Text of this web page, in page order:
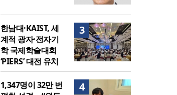
3
한남대·KAIST, 세
계적 광자·전자기
학 국제학술대회
‘PIERS’ 대전 유치
4
1,347명이 32만 번